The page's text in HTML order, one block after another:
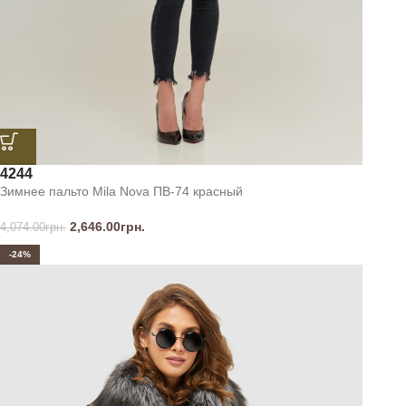
4244
Зимнее пальто Mila Nova ПВ-74 красный
4,074.00грн. 2,646.00грн.
-24%